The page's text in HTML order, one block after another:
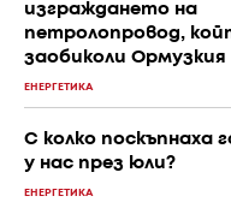
изграждането на
петролопровод,
заобиколи
ЕНЕРГЕТИКА
С колко поскъпнаха
у нас през юли?
ЕНЕРГЕТИКА